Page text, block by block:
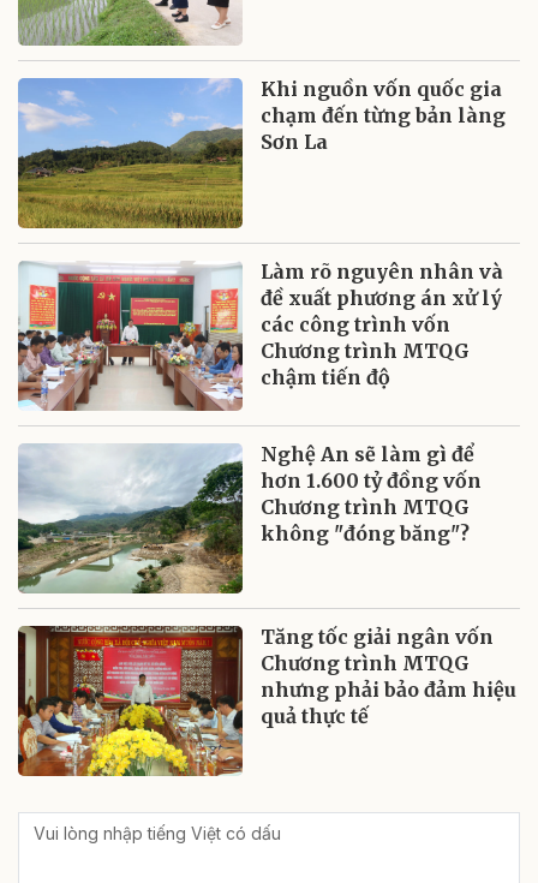
Khi nguồn vốn quốc gia
chạm đến từng bản làng
Sơn La
Làm rõ nguyên nhân và
đề xuất phương án xử lý
các công trình vốn
Chương trình MTQG
chậm tiến độ
Nghệ An sẽ làm gì để
hơn 1.600 tỷ đồng vốn
Chương trình MTQG
không "đóng băng"?
Tăng tốc giải ngân vốn
Chương trình MTQG
nhưng phải bảo đảm hiệu
quả thực tế